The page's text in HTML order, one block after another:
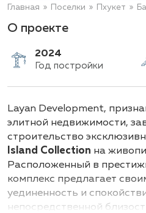
Главная Поселки Пхукет
О проекте
2024
Год постройки
Layan Development,
элитной недвижимости,
строительство
Island Collection на
Расположенный в
комплекс предлагает
уединенность и
непосредственной